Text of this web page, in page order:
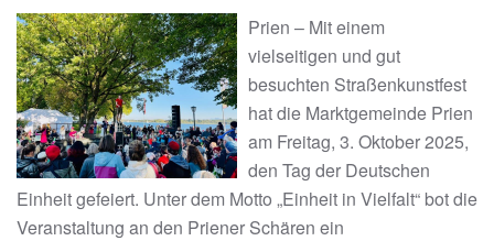
Prien – Mit einem
vielseitigen und gut
besuchten Straßenkunstfest
hat die Marktgemeinde Prien
am Freitag, 3. Oktober 2025,
den Tag der Deutschen
Einheit gefeiert. Unter dem Motto „Einheit in Vielfalt“ bot die
Veranstaltung an den Priener Schären ein